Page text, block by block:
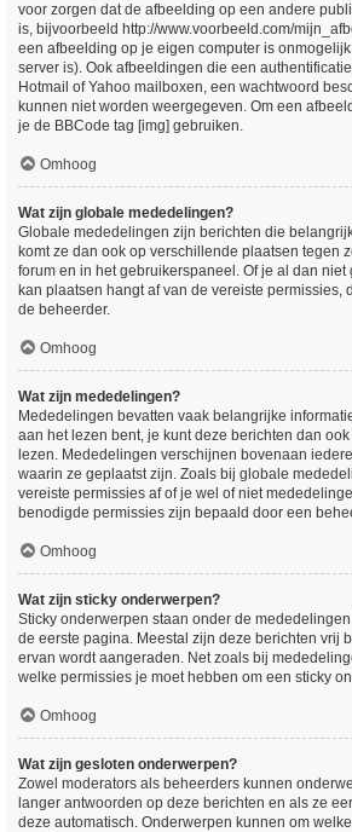
voor zorgen dat de afbeelding op een andere
is, bijvoorbeeld http://www.voorbeeld.com/
een afbeelding op je eigen computer is
server is). Ook afbeeldingen die een
Hotmail of Yahoo mailboxen, een wachtwoord
kunnen niet worden weergegeven. Om een
je de BBCode tag [img] gebruiken.
Omhoog
Wat zijn globale mededelingen?
Globale mededelingen zijn berichten die
komt ze dan ook op verschillende plaatsen tegen
forum en in het gebruikerspaneel. Of je al dan
kan plaatsen hangt af van de vereiste permissies,
de beheerder.
Omhoog
Wat zijn mededelingen?
Mededelingen bevatten vaak belangrijke
aan het lezen bent, je kunt deze berichten dan
lezen. Mededelingen verschijnen bovenaan
waarin ze geplaatst zijn. Zoals bij globale
vereiste permissies af of je wel of niet
benodigde permissies zijn bepaald door een
Omhoog
Wat zijn sticky onderwerpen?
Sticky onderwerpen staan onder de
de eerste pagina. Meestal zijn deze berichten vrij
ervan wordt aangeraden. Net zoals bij
welke permissies je moet hebben om een sticky
Omhoog
Wat zijn gesloten onderwerpen?
Zowel moderators als beheerders kunnen
langer antwoorden op deze berichten en als ze
deze automatisch. Onderwerpen kunnen om